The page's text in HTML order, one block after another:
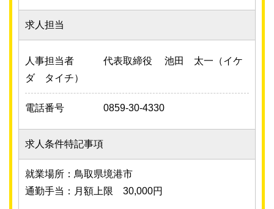
求人担当
人事担当者
代表取締役 池田 太一（イケ
ダ タイチ）
電話番号 0859-30-4330
求人条件特記事項
就業場所：鳥取県境港市
通勤手当：月額上限 30,000円